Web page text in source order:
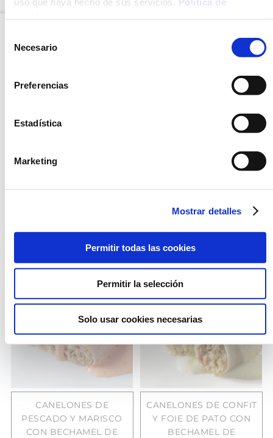
Necesario
Preferencias
Estadística
Marketing
Mostrar detalles
Permitir todas las cookies
Permitir la selección
Solo usar cookies necesarias
CON BECHAMEL Y
ESPINACAS CON
OPCIÓN
CANELONES DE
PESCADO Y MARISCO
CON BECHAMEL DE
OPCIÓN
CONGELADO
CANELONES DE CONFIT
Y FOIE DE PATO CON
BECHAMEL DE